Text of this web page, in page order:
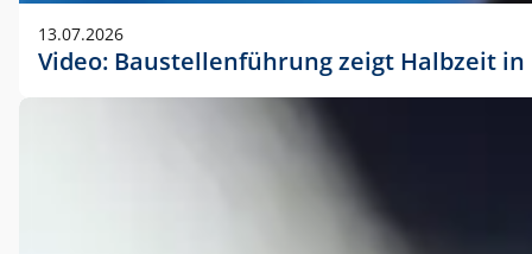
13.07.2026
Video: Baustellenführung zeigt Halbzeit